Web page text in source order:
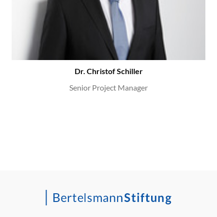
Dr. Christof Schiller
Senior Project Manager